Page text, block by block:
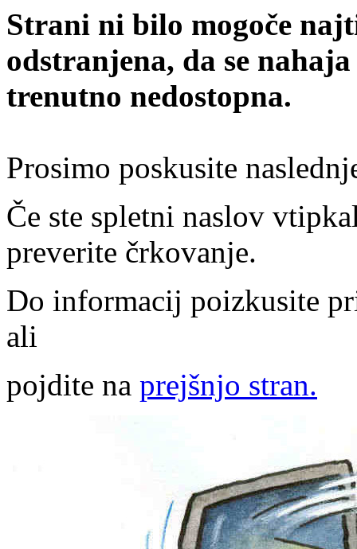
Strani ni bilo mogoče
odstranjena, da se
trenutno nedostopna.
Prosimo poskusite
Če ste spletni naslov
preverite črkovanje.
Do informacij poizkusite
ali
pojdite na prejšnjo stran.